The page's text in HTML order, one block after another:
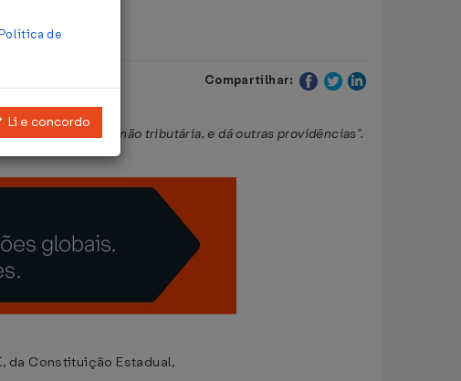
Compartilhar:
tributária e não tributária, e dá outras providências".
da Constituição Estadual,
de
Li e concordo